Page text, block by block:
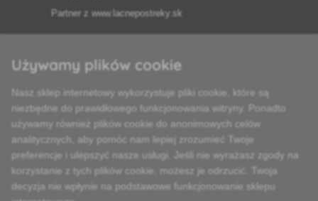
Partner z www.lacnepostreky.sk
Zawsze służymy fachową poradą
Używamy plików cookie
Nasz sklep internetowy wykorzystuje pliki cookie, które są
niezbędne do prawidłowego funkcjonowania witryny. Ponadto
używamy również plików cookie do anonimowych celów
analitycznych, aby pomóc nam lepiej zrozumieć Twoje
preferencje i ulepszyć nasze usługi. Jeśli nie wyrażasz zgody na
korzystanie z tych plików cookie, możesz je odrzucić. Twoja
decyzja nie wpłynie na podstawowe funkcjonowanie sklepu